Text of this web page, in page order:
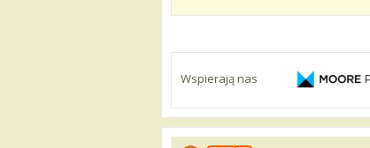
Wspierają nas